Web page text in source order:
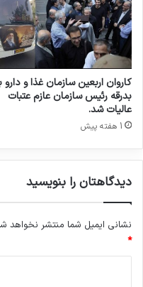
عضو کمیسیون بهداشت
امیدواری کرد که با رفع
مؤثر داخلی،
حداقل یک سطح از
خانواده‌ها، فراهم شود.
سازمان غذا و دارو،
کمیسیون بهداشت و
ر
ش
ن
ن
ق
د
ی
گ
ص
ت
کاروان اربعین سازمان غذا و دارو
بدرقه رئیس سازمان عازم عتبات
عالیات شد.
1 هفته پیش
دیدگاهتان را بنویسید
نشانی ایمیل شما منتشر نخواهد
*